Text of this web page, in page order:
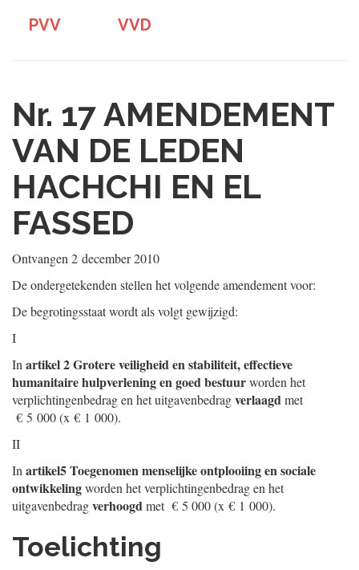
PVV
VVD
Nr. 17AMENDEMENT
VAN DE LEDEN
HACHCHI EN EL
FASSED
Ontvangen 2 december 2010
De ondergetekenden stellen het volgende amendement voor:
De begrotingsstaat wordt als volgt gewijzigd:
I
In artikel 2 Grotere veiligheid en stabiliteit, effectieve
humanitaire hulpverlening en goed bestuurworden het
verplichtingenbedrag en het uitgavenbedragverlaagdmet
€ 5 000 (x € 1 000).
II
In artikel5 Toegenomen menselijke ontplooiing en sociale
ontwikkelingworden het verplichtingenbedrag en het
uitgavenbedragverhoogdmet € 5 000 (x € 1 000).
Toelichting